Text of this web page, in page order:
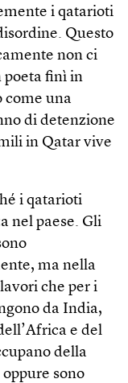
i qatarioti
Questo
non ci
poeta finì in
come una
di detenzione
in Qatar vive
i qatarioti
nel paese. Gli
ma nella
che per i
da India,
e del
della
sono